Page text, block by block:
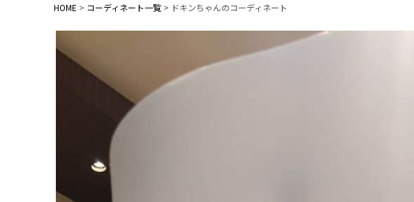
HOME コーディネート一覧 ドキンちゃんのコーディネート